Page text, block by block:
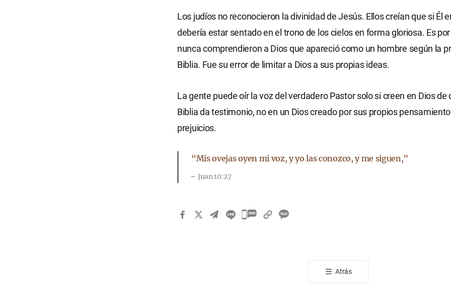
Los judíos no reconocieron la divinidad de Jesús. Ellos creían que si Él
debería estar sentado en el trono de los cielos en forma gloriosa. Es
nunca comprendieron a Dios que apareció como un hombre según la
Biblia. Fue su error de limitar a Dios a sus propias ideas.
La gente puede oír la voz del verdadero Pastor solo si creen en Dios de
Biblia da testimonio, no en un Dios creado por sus propios
prejuicios.
“Mis ovejas oyen mi voz, y yo las conozco, y me siguen,”
Juan 10:27
카
Atrás